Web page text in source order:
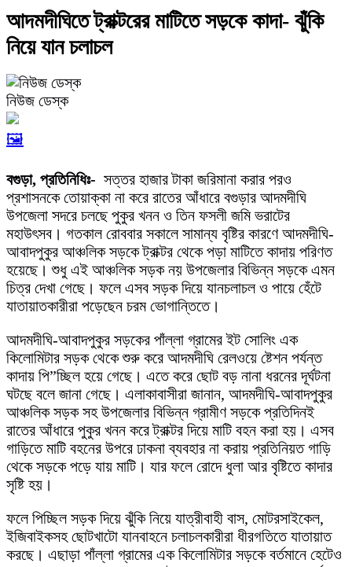
আদমদীঘিতে ট্রাক্টরের মাটিতে সড়কে কাদা- ঝুঁকি
নিয়ে যান চলাচল
নিউজ ডেস্ক
🖼️
বগুড়া, প্রতিনিধিঃ- সত্তর হাজার টাকা জরিমানা করার পরও
প্রশাসনকে তোয়াক্কা না করে রাতের আঁধারে বগুড়ার আদমদীঘি
উপজেলা সদরে চলছে পুকুর খনন ও তিন ফসলী জমি ভরাটের
মহাউৎসব। গতকাল রোববার সকালে সামান্য বৃষ্টির কারণে আদমদীঘি-
আবাদপুকুর আঞ্চলিক সড়কে ট্রাক্টর থেকে পড়া মাটিতে কাদায় পরিণত
হয়েছে। শুধু এই আঞ্চলিক সড়ক নয় উপজেলার বিভিন্ন সড়কে এমন
চিত্র দেখা গেছে। ফলে এসব সড়ক দিয়ে যানচলাচল ও পায়ে হেঁটে
যাতায়াতকারীরা পড়েছেন চরম ভোগান্তিতে।
আদমদীঘি-আবাদপুকুর সড়কের পাঁল্লা গ্রামের ইট সোলিং এক
কিলোমিটার সড়ক থেকে শুরু করে আদমদীঘি রেলওয়ে ষ্টেশন পর্যন্ত
কাদায় পি”চ্ছিল হয়ে গেছে। এতে করে ছোট বড় নানা ধরনের দূর্ঘটনা
ঘটছে বলে জানা গেছে। এলাকাবাসীরা জানান, আদমদীঘি-আবাদপুকুর
আঞ্চলিক সড়ক সহ উপজেলার বিভিন্ন গ্রামীণ সড়কে প্রতিদিনই
রাতের আঁধারে পুকুর খনন করে ট্রাক্টর দিয়ে মাটি বহন করা হয়। এসব
গাড়িতে মাটি বহনের উপরে ঢাকনা ব্যবহার না করায় প্রতিনিয়ত গাড়ি
থেকে সড়কে পড়ে যায় মাটি। যার ফলে রোদে ধুলা আর বৃষ্টিতে কাদার
সৃষ্টি হয়।
ফলে পিচ্ছিল সড়ক দিয়ে ঝুঁকি নিয়ে যাত্রীবাহী বাস, মোটরসাইকেল,
ইজিবাইকসহ ছোটখাটো যানবাহনে চলাচলকারীরা ধীরগতিতে যাতায়াত
করছে। এছাড়া পাঁল্লা গ্রামের এক কিলোমিটার সড়কে বর্তমানে হেটেও